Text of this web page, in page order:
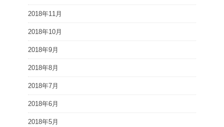
2018年11月
2018年10月
2018年9月
2018年8月
2018年7月
2018年6月
2018年5月